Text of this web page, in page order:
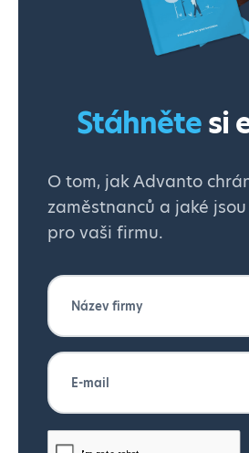
Stáhnětesi
O tom, jak Advanto
zaměstnanců a jaké
pro vaši firmu.